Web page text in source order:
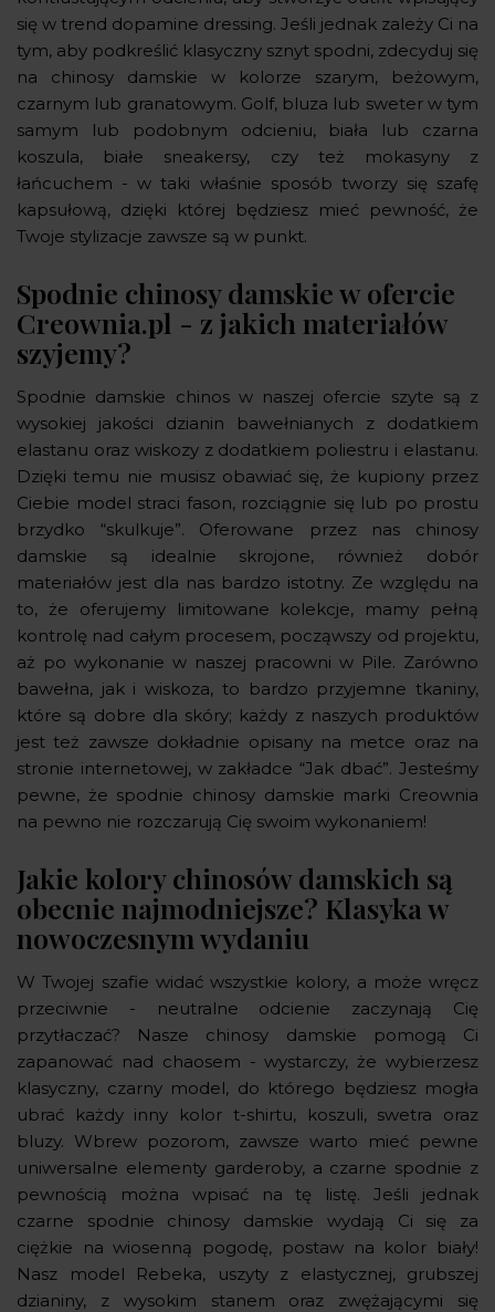
się w trend dopamine dressing. Jeśli jednak zależy Ci na
tym, aby podkreślić klasyczny sznyt spodni, zdecyduj się
na chinosy damskie w kolorze szarym, beżowym,
czarnym lub granatowym. Golf, bluza lub sweter w tym
samym lub podobnym odcieniu, biała lub czarna
koszula, białe sneakersy, czy też mokasyny z
łańcuchem - w taki właśnie sposób tworzy się szafę
kapsułową, dzięki której będziesz mieć pewność, że
Twoje stylizacje zawsze są w punkt.
Spodnie chinosy damskie w ofercie
Creownia.pl - z jakich materiałów
szyjemy?
Spodnie damskie chinos w naszej ofercie szyte są z
wysokiej jakości dzianin bawełnianych z dodatkiem
elastanu oraz wiskozy z dodatkiem poliestru i elastanu.
Dzięki temu nie musisz obawiać się, że kupiony przez
Ciebie model straci fason, rozciągnie się lub po prostu
brzydko “skulkuje”. Oferowane przez nas chinosy
damskie są idealnie skrojone, również dobór
materiałów jest dla nas bardzo istotny. Ze względu na
to, że oferujemy limitowane kolekcje, mamy pełną
kontrolę nad całym procesem, począwszy od projektu,
aż po wykonanie w naszej pracowni w Pile. Zarówno
bawełna, jak i wiskoza, to bardzo przyjemne tkaniny,
które są dobre dla skóry; każdy z naszych produktów
jest też zawsze dokładnie opisany na metce oraz na
stronie internetowej, w zakładce “Jak dbać”. Jesteśmy
pewne, że spodnie chinosy damskie marki Creownia
na pewno nie rozczarują Cię swoim wykonaniem!
Jakie kolory chinosów damskich są
obecnie najmodniejsze? Klasyka w
nowoczesnym wydaniu
W Twojej szafie widać wszystkie kolory, a może wręcz
przeciwnie - neutralne odcienie zaczynają Cię
przytłaczać? Nasze chinosy damskie pomogą Ci
zapanować nad chaosem - wystarczy, że wybierzesz
klasyczny, czarny model, do którego będziesz mogła
ubrać każdy inny kolor t-shirtu, koszuli, swetra oraz
bluzy. Wbrew pozorom, zawsze warto mieć pewne
uniwersalne elementy garderoby, a czarne spodnie z
pewnością można wpisać na tę listę. Jeśli jednak
czarne spodnie chinosy damskie wydają Ci się za
ciężkie na wiosenną pogodę, postaw na kolor biały!
Nasz model Rebeka, uszyty z elastycznej, grubszej
dzianiny, z wysokim stanem oraz zwężającymi się